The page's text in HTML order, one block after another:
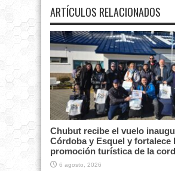
ARTÍCULOS RELACIONADOS
Chubut recibe el vuelo
Córdoba y Esquel y fortalece
promoción turística de la
6 agosto, 2026